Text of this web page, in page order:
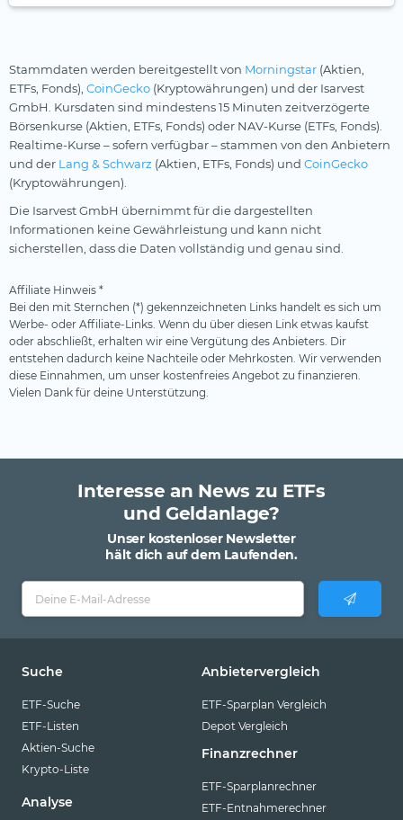
Stammdaten werden bereitgestellt von Morningstar (Aktien,
ETFs, Fonds), CoinGecko (Kryptowährungen) und der Isarvest
GmbH. Kursdaten sind mindestens 15 Minuten zeitverzögerte
Börsenkurse (Aktien, ETFs, Fonds) oder NAV-Kurse (ETFs, Fonds).
Realtime-Kurse – sofern verfügbar – stammen von den Anbietern
und der Lang & Schwarz (Aktien, ETFs, Fonds) und CoinGecko
(Kryptowährungen).
Die Isarvest GmbH übernimmt für die dargestellten
Informationen keine Gewährleistung und kann nicht
sicherstellen, dass die Daten vollständig und genau sind.
Affiliate Hinweis *
Bei den mit Sternchen (*) gekennzeichneten Links handelt es sich um
Werbe- oder Affiliate-Links. Wenn du über diesen Link etwas kaufst
oder abschließt, erhalten wir eine Vergütung des Anbieters. Dir
entstehen dadurch keine Nachteile oder Mehrkosten. Wir verwenden
diese Einnahmen, um unser kostenfreies Angebot zu finanzieren.
Vielen Dank für deine Unterstützung.
Interesse an News zu ETFs
und Geldanlage?
Unser kostenloser Newsletter
hält dich auf dem Laufenden.
Suche
ETF-Suche
ETF-Listen
Aktien-Suche
Krypto-Liste
Analyse
Anbietervergleich
ETF-Sparplan Vergleich
Depot Vergleich
Finanzrechner
ETF-Sparplanrechner
ETF-Entnahmerechner